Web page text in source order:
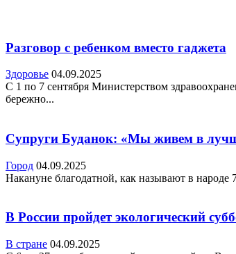
Разговор с ребенком вместо гаджета
Здоровье 04.09.2025
С 1 по 7 сентября Министерством
бережно...
Супруги Буданок: «Мы живем в
Город 04.09.2025
Накануне благодатной, как называют в
В России пройдет экологический
В стране 04.09.2025